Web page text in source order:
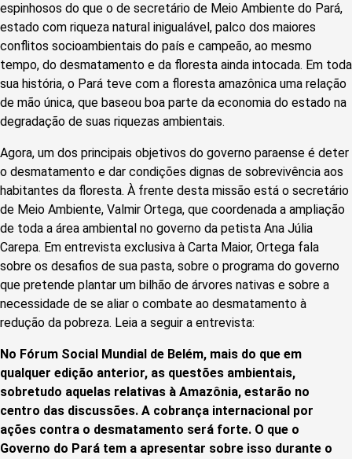
espinhosos do que o de secretário de Meio Ambiente do Pará,
estado com riqueza natural inigualável, palco dos maiores
conflitos socioambientais do país e campeão, ao mesmo
tempo, do desmatamento e da floresta ainda intocada. Em toda
sua história, o Pará teve com a floresta amazônica uma relação
de mão única, que baseou boa parte da economia do estado na
degradação de suas riquezas ambientais.
Agora, um dos principais objetivos do governo paraense é deter
o desmatamento e dar condições dignas de sobrevivência aos
habitantes da floresta. À frente desta missão está o secretário
de Meio Ambiente, Valmir Ortega, que coordenada a ampliação
de toda a área ambiental no governo da petista Ana Júlia
Carepa. Em entrevista exclusiva à Carta Maior, Ortega fala
sobre os desafios de sua pasta, sobre o programa do governo
que pretende plantar um bilhão de árvores nativas e sobre a
necessidade de se aliar o combate ao desmatamento à
redução da pobreza. Leia a seguir a entrevista:
No Fórum Social Mundial de Belém, mais do que em
qualquer edição anterior, as questões ambientais,
sobretudo aquelas relativas à Amazônia, estarão no
centro das discussões. A cobrança internacional por
ações contra o desmatamento será forte. O que o
Governo do Pará tem a apresentar sobre isso durante o